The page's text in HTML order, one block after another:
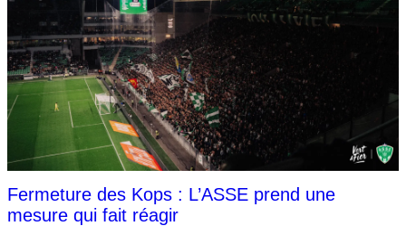
Fermeture des Kops : L’ASSE prend une
mesure qui fait réagir